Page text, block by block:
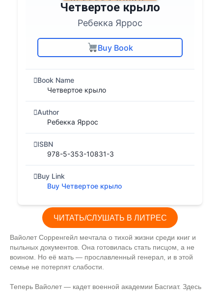
Четвертое крыло
Ребекка Яррос
Buy Book
Book Name
Четвертое крыло
Author
Ребекка Яррос
ISBN
978-5-353-10831-3
Buy Link
Buy Четвертое крыло
ЧИТАТЬ/СЛУШАТЬ В ЛИТРЕС
Вайолет Сорренгейл мечтала о тихой жизни среди книг и
пыльных документов. Она готовилась стать писцом, а не
воином. Но её мать — прославленный генерал, и в этой
семье не потерпят слабости.
Теперь Вайолет — кадет военной академии Басгиат. Здесь